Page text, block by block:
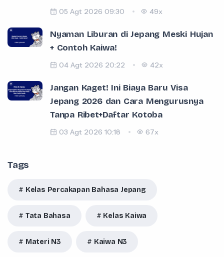
05 Agt 2026 09:30 49x
Nyaman Liburan di Jepang Meski Hujan
+ Contoh Kaiwa!
04 Agt 2026 20:22 42x
Jangan Kaget! Ini Biaya Baru Visa
Jepang 2026 dan Cara Mengurusnya
Tanpa Ribet+Daftar Kotoba
03 Agt 2026 10:18 67x
Tags
Kelas Percakapan Bahasa Jepang
Tata Bahasa Kelas Kaiwa
Materi N3 Kaiwa N3